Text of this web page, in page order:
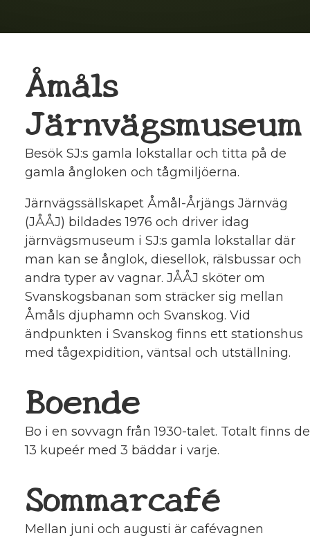
Åmåls
Järnvägsmuseum
Besök SJ:s gamla lokstallar och titta på de
gamla ångloken och tågmiljöerna.
Järnvägssällskapet Åmål-Årjängs Järnväg
(JÅÅJ) bildades 1976 och driver idag
järnvägsmuseum i SJ:s gamla lokstallar där
man kan se ånglok, diesellok, rälsbussar och
andra typer av vagnar. JÅÅJ sköter om
Svanskogsbanan som sträcker sig mellan
Åmåls djuphamn och Svanskog. Vid
ändpunkten i Svanskog finns ett stationshus
med tågexpidition, väntsal och utställning.
Boende
Bo i en sovvagn från 1930-talet. Totalt finns
13 kupeér med 3 bäddar i varje.
Sommarcafé
Mellan juni och augusti är cafévagnen